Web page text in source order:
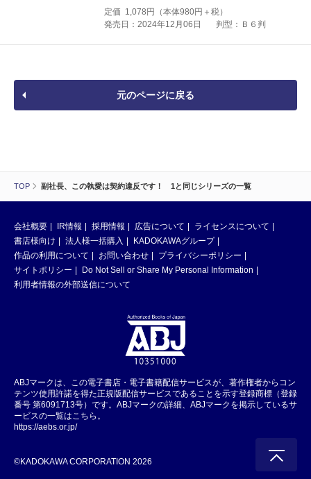
TOP 副社長、この執愛は契約違反です！ 1と同じシリーズの一覧
定価 1,078 円（本体980円＋税）
発売日：2024年12月06日
判型：Ｂ６判
元のページに戻る
会社概要 IR情報 採用情報 広告について
ライセンスについて
書店様向け
法人様一括購入
KADOKAWAグループ
作品の利用について
お問い合わせ
プライバシーポリシー
サイトポリシー
Do Not Sell or Share My Personal Information
利用者情報の外部送信について
ABJマークは、この電子書店・電子書籍配信サービスが、著作権者からコン
テンツ使用許諾を得た正規版配信サービスであることを示す登録商標（登録
番号 第6091713号）です。ABJマークの詳細、ABJマークを掲示しているサ
ービスの一覧はこちら。
https://aebs.or.jp/
©KADOKAWA CORPORATION 2026